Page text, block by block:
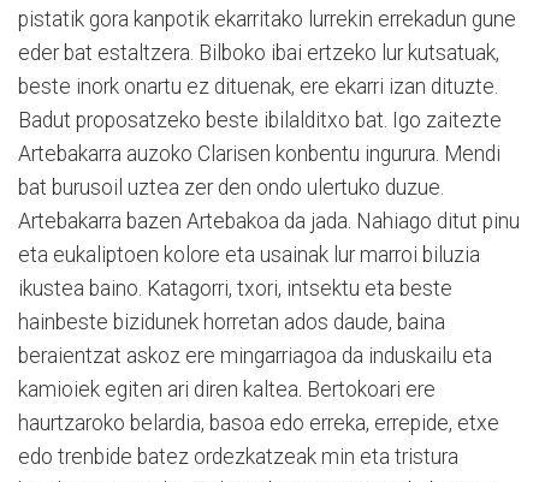
pistatik gora kanpotik ekarritako lurrekin errekadun gune
eder bat estaltzera. Bilboko ibai ertzeko lur kutsatuak,
beste inork onartu ez dituenak, ere ekarri izan dituzte.
Badut proposatzeko beste ibilalditxo bat. Igo zaitezte
Artebakarra auzoko Clarisen konbentu ingurura. Mendi
bat burusoil uztea zer den ondo ulertuko duzue.
Artebakarra bazen Artebakoa da jada. Nahiago ditut pinu
eta eukaliptoen kolore eta usainak lur marroi biluzia
ikustea baino. Katagorri, txori, intsektu eta beste
hainbeste bizidunek horretan ados daude, baina
beraientzat askoz ere mingarriagoa da induskailu eta
kamioiek egiten ari diren kaltea. Bertokoari ere
haurtzaroko belardia, basoa edo erreka, errepide, etxe
edo trenbide batez ordezkatzeak min eta tristura